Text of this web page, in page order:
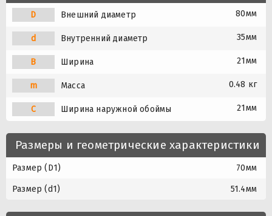
D Внешний диаметр 80мм
d Внутренний диаметр 35мм
B Ширина 21мм
m Масса 0.48 кг
C Ширина наружной обоймы 21мм
Размеры и геометрические характеристики
Размер (D1) 70мм
Размер (d1) 51.4мм